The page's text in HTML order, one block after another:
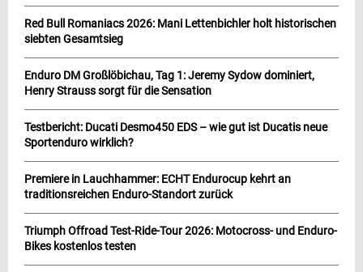
Red Bull Romaniacs 2026: Mani Lettenbichler holt historischen
siebten Gesamtsieg
Enduro DM Großlöbichau, Tag 1: Jeremy Sydow dominiert,
Henry Strauss sorgt für die Sensation
Testbericht: Ducati Desmo450 EDS – wie gut ist Ducatis neue
Sportenduro wirklich?
Premiere in Lauchhammer: ECHT Endurocup kehrt an
traditionsreichen Enduro-Standort zurück
Triumph Offroad Test-Ride-Tour 2026: Motocross- und Enduro-
Bikes kostenlos testen